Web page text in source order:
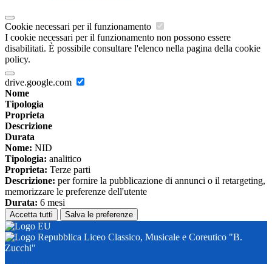
Cookie necessari per il funzionamento
I cookie necessari per il funzionamento non possono essere
disabilitati. È possibile consultare l'elenco nella pagina della cookie
policy.
drive.google.com
Nome
Tipologia
Proprieta
Descrizione
Durata
Nome: NID
Tipologia: analitico
Proprieta: Terze parti
Descrizione: per fornire la pubblicazione di annunci o il retargeting,
memorizzare le preferenze dell'utente
Durata: 6 mesi
Accetta tutti Salva le preferenze
Liceo Classico, Musicale e Coreutico "B.
Zucchi"